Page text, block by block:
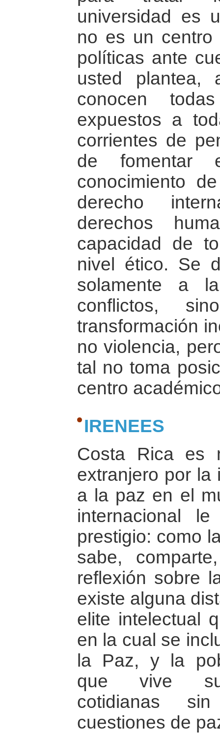
universidad es
no es un centro
políticas ante
usted plantea,
conocen
expuestos a
corrientes de
de fomentar
conocimiento
derecho
derechos
capacidad de
nivel ético. Se
solamente a
conflictos,
transformación
no violencia,
tal no toma
centro
IRENEES
Costa Rica es
extranjero por la
a la paz en el
internacional
prestigio: como
sabe,
reflexión sobre
existe alguna
elite intelectual
en la cual se
la Paz, y la
que vive
cotidianas
cuestiones de